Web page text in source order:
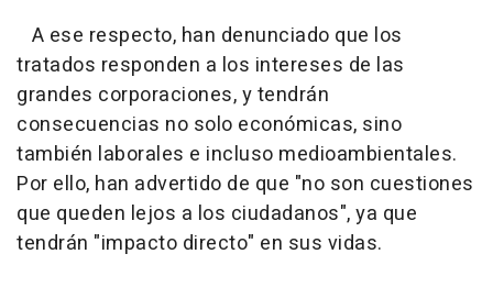
A ese respecto, han denunciado que los
tratados responden a los intereses de las
grandes corporaciones, y tendrán
consecuencias no solo económicas, sino
también laborales e incluso medioambientales.
Por ello, han advertido de que "no son cuestiones
que queden lejos a los ciudadanos", ya que
tendrán "impacto directo" en sus vidas.